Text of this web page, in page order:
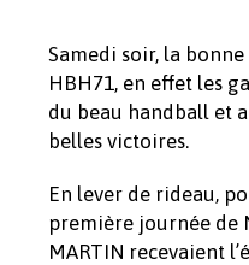
Samedi soir, la
HBH71, en effet les
du beau handball et
belles victoires.
En lever de rideau,
première journée de
MARTIN recevaient